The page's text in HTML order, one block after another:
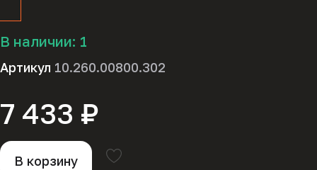
В наличии: 1
Артикул 10.260.00800.302
7 433 ₽
В корзину